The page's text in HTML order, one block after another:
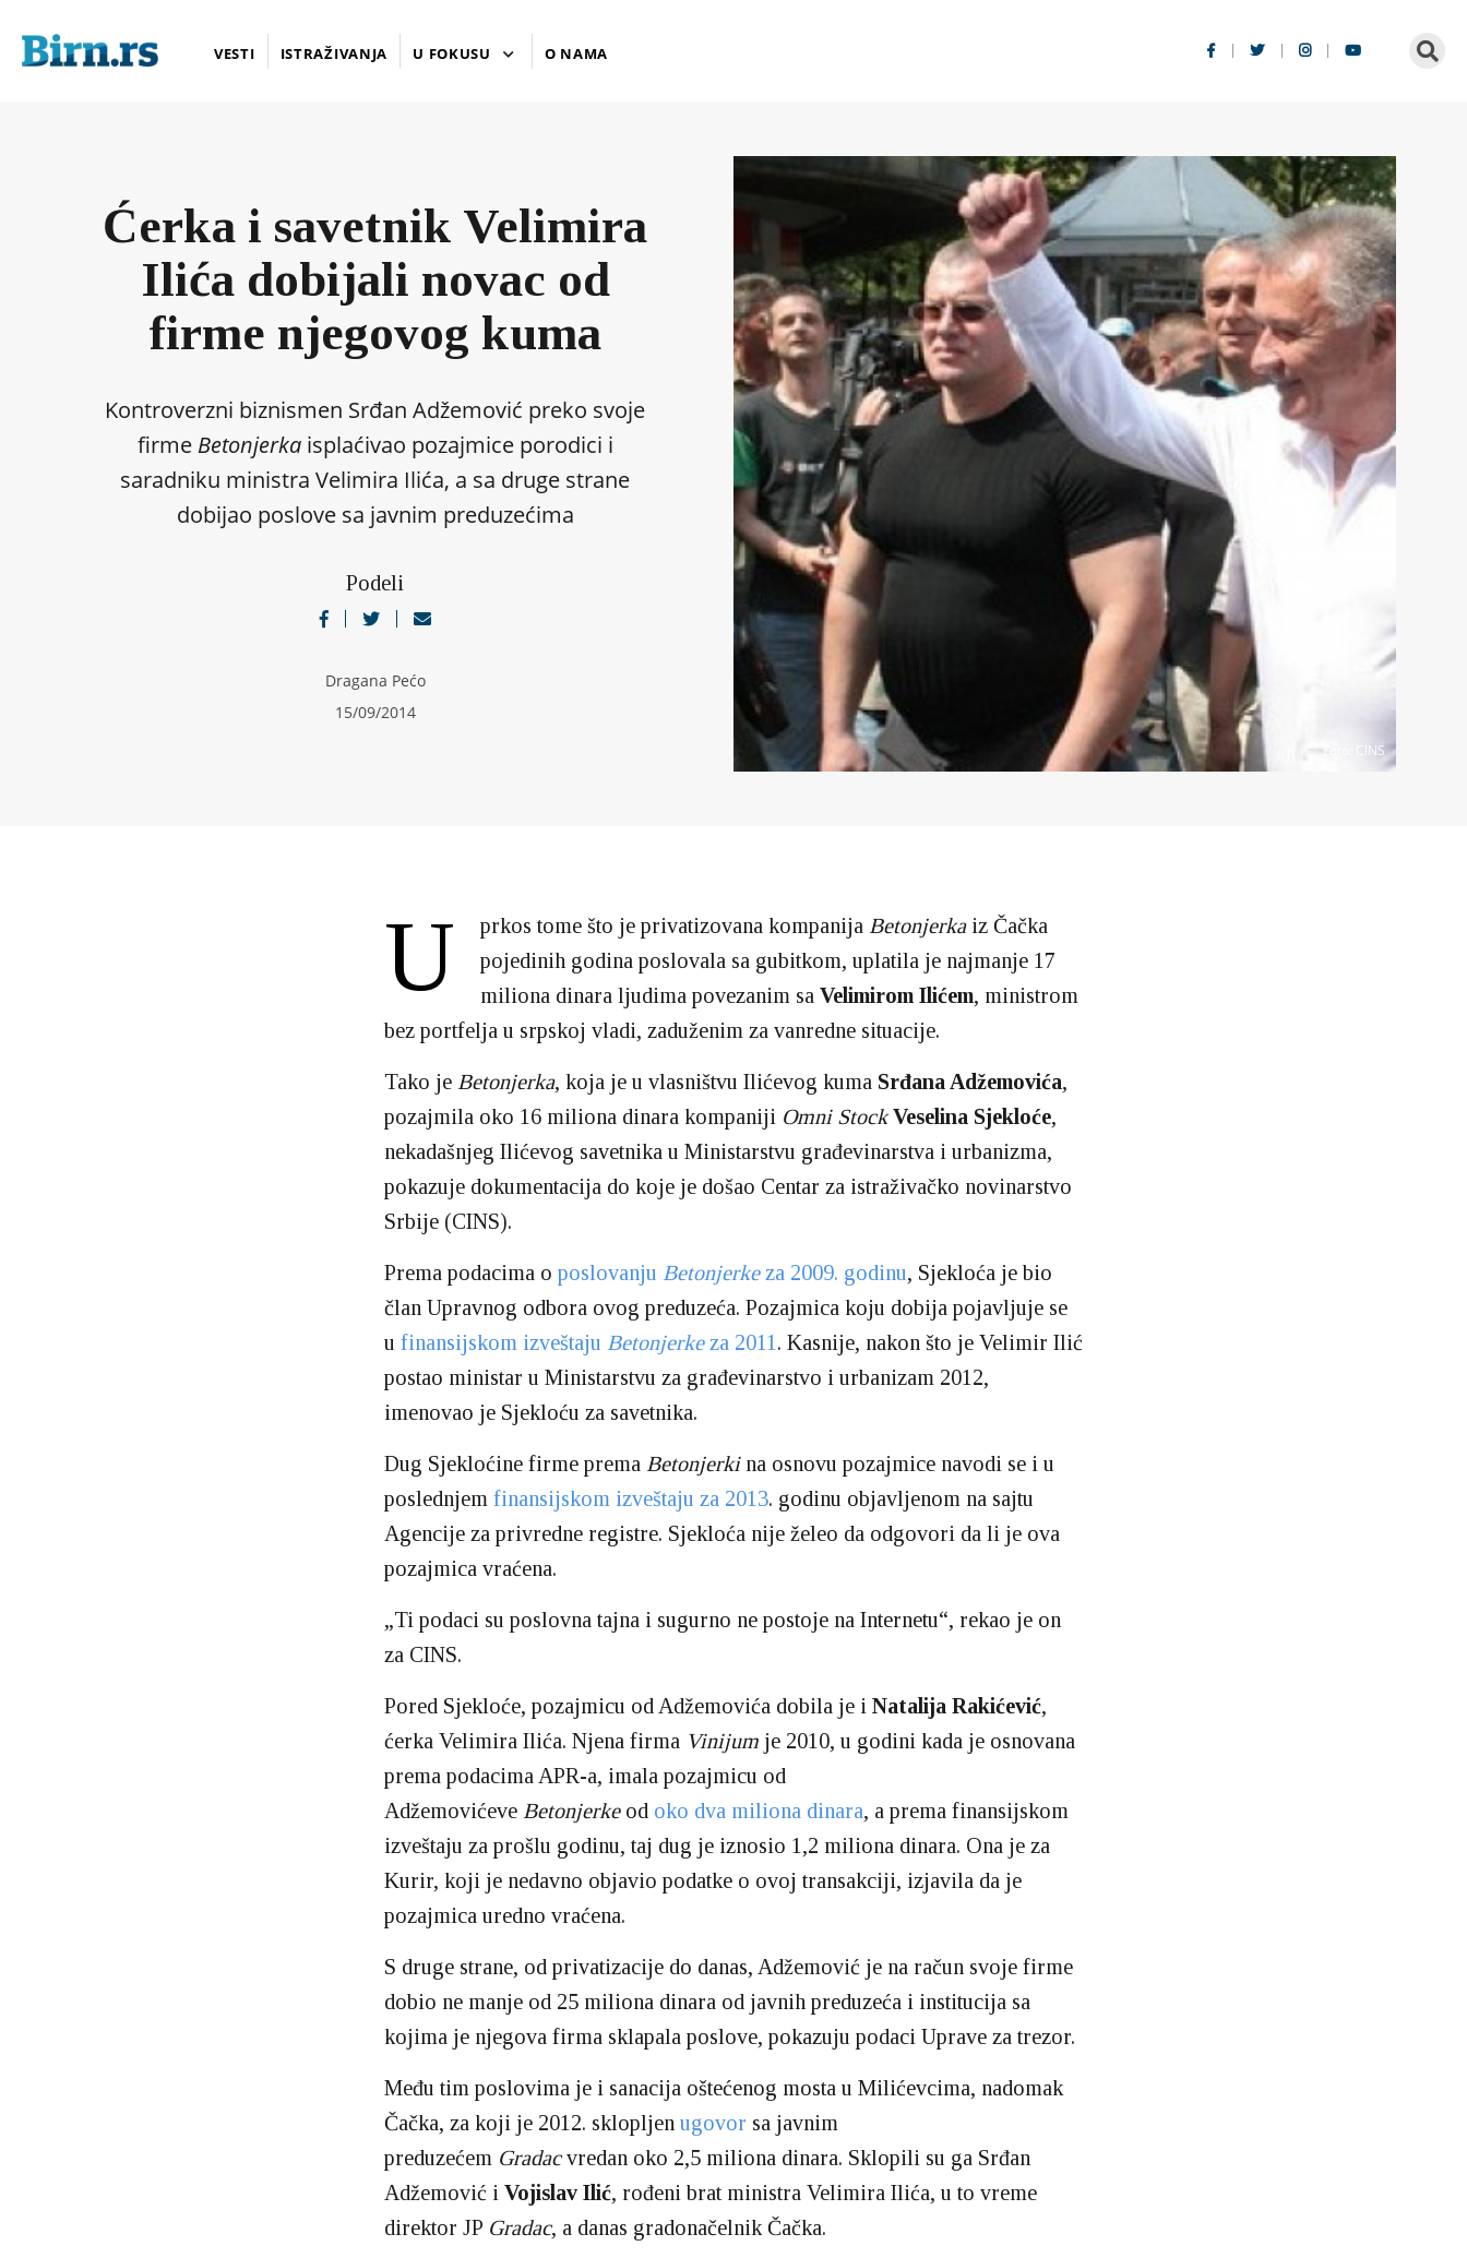
VESTI ISTRAŽIVANJA U FOKUSU O NAMA
Ćerka i savetnik Velimira
Ilića dobijali novac od
firme njegovog kuma
Kontroverzni biznismen Srđan Adžemović preko svoje
firme Betonjerkaisplaćivao pozajmice porodici i
saradniku ministra Velimira Ilića, a sa druge strane
dobijao poslove sa javnim preduzećima
Podeli
Dragana Pećo
15/09/2014
Foto : CINS
U prkos tome što je privatizovana kompanija Betonjerkaiz Čačka
pojedinih godina poslovala sa gubitkom, uplatila je najmanje 17
miliona dinara ljudima povezanim sa Velimirom Ilićem, ministrom
bez portfelja u srpskoj vladi, zaduženim za vanredne situacije.
Tako je Betonjerka, koja je u vlasništvu Ilićevog kuma Srđana Adžemovića,
pozajmila oko 16 miliona dinara kompaniji Omni Stock Veselina Sjekloće,
nekadašnjeg Ilićevog savetnika u Ministarstvu građevinarstva i urbanizma,
pokazuje dokumentacija do koje je došao Centar za istraživačko novinarstvo
Srbije (CINS).
Prema podacima o poslovanju Betonjerkeza 2009. godinu, Sjekloća je bio
član Upravnog odbora ovog preduzeća. Pozajmica koju dobija pojavljuje se
u finansijskom izveštaju Betonjerkeza 2011 . Kasnije, nakon što je Velimir Ilić
postao ministar u Ministarstvu za građevinarstvo i urbanizam 2012,
imenovao je Sjekloću za savetnika.
Dug Sjekloćine firme prema Betonjerkina osnovu pozajmice navodi se i u
poslednjem finansijskom izveštaju za 2013. godinu objavljenom na sajtu
Agencije za privredne registre. Sjekloća nije želeo da odgovori da li je ova
pozajmica vraćena.
„Ti podaci su poslovna tajna i sugurno ne postoje na Internetu“, rekao je on
za CINS.
Pored Sjekloće, pozajmicu od Adžemovića dobila je i Natalija Rakićević,
ćerka Velimira Ilića. Njena firma Vinijum je 2010, u godini kada je osnovana
prema podacima APR-a, imala pozajmicu od
Adžemovićeve Betonjerkeod oko dva miliona dinara, a prema finansijskom
izveštaju za prošlu godinu, taj dug je iznosio 1,2 miliona dinara. Ona je za
Kurir, koji je nedavno objavio podatke o ovoj transakciji, izjavila da je
pozajmica uredno vraćena.
S druge strane, od privatizacije do danas, Adžemović je na račun svoje firme
dobio ne manje od 25 miliona dinara od javnih preduzeća i institucija sa
kojima je njegova firma sklapala poslove, pokazuju podaci Uprave za trezor.
Među tim poslovima je i sanacija oštećenog mosta u Milićevcima, nadomak
Čačka, za koji je 2012. sklopljen ugovor sa javnim
preduzećem Gradacvredan oko 2,5 miliona dinara. Sklopili su ga Srđan
Adžemović i Vojislav Ilić, rođeni brat ministra Velimira Ilića, u to vreme
direktor JP Gradac, a danas gradonačelnik Čačka.